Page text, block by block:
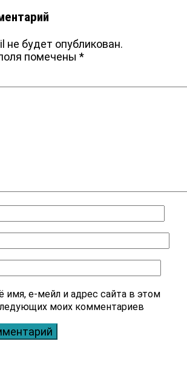
не будет опубликован.
помечены *